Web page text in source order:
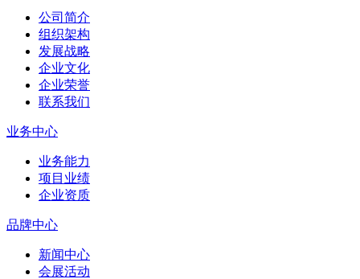
公司简介
组织架构
发展战略
企业文化
企业荣誉
联系我们
业务中心
业务能力
项目业绩
企业资质
品牌中心
新闻中心
会展活动